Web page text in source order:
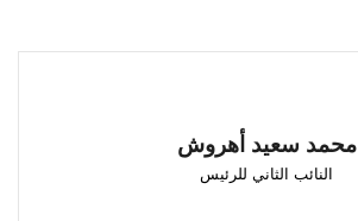
محمد سعيد أهروش
النائب الثاني للرئيس
النائب الثاني للرئيس
طنجة